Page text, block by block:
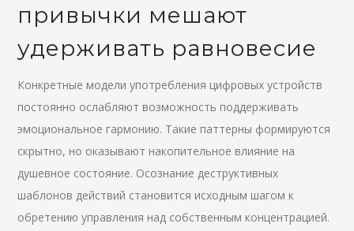
привычки мешают
удерживать равновесие
Конкретные модели употребления цифровых устройств
постоянно ослабляют возможность поддерживать
эмоциональное гармонию. Такие паттерны формируются
скрытно, но оказывают накопительное влияние на
душевное состояние. Осознание деструктивных
шаблонов действий становится исходным шагом к
обретению управления над собственным концентрацией.